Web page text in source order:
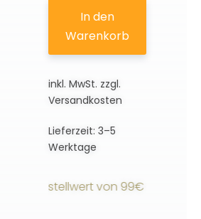
In den
Warenkorb
inkl. MwSt. zzgl.
Versandkosten
Lieferzeit: 3–5
Werktage
Bestellwert von 99€ innerhalb